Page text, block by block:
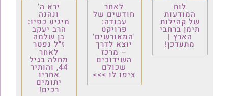
לוח
המודעות
של קהילות
תימן ברחבי
הארץ |
מתעדכן!
לאחר
חודשים של
עבודה:
פרויקט
'המאורשים'
יוצא לדרך
– מרכז
השידוכים
שכולם
ציפו לו >>>
ירא ה'
ונהנה
מיגיע כפיו:
הרב יעקב
בן שלמה
ז"ל נפטר
לאחר
מחלה בגיל
44, והותיר
אחריו
יתומים
רכים!